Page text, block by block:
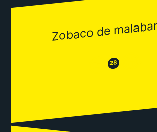
Zobaco de
😒 28 😂